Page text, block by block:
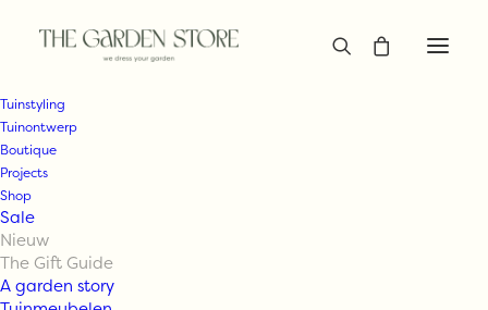
Tuinstyling
Tuinontwerp
Boutique
Projects
Shop
Sale
Nieuw
The Gift Guide
A garden story